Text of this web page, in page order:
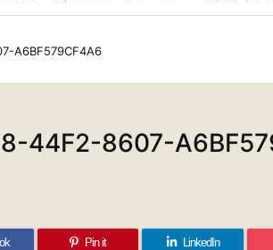
A6BF579CF4A6
44F2-8607-
Pin it LinkedIn